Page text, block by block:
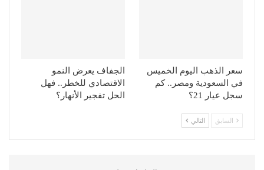
سعر الذهب اليوم الخميس
في السعودية ومصر.. كم
سجل عيار 21؟
الجفاف يعرض النمو
الاقتصادي للخطر.. فهل
الحل تفجير الأنهار؟
السابق التالي